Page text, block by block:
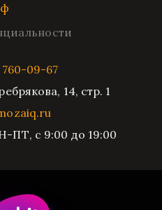
760-09-67
14, стр. 1
ПТ, с 9:00 до 19:00